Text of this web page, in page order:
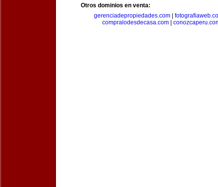
Otros dominios en venta:
gerenciadepropiedades.com|
compralodesdecasa.com